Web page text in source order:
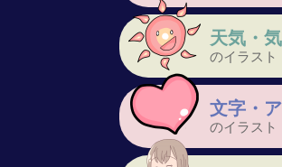
天気・
のイラスト
文字・
のイラスト